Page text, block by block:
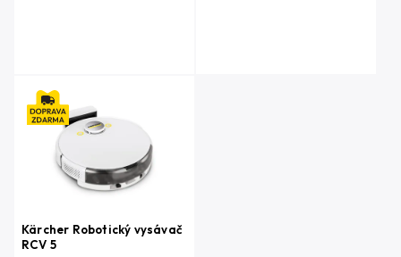
Kärcher Robotický vysávač
RCV 5